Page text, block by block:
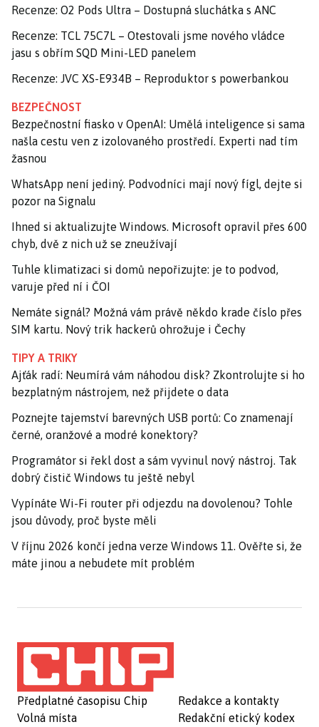
Recenze: O2 Pods Ultra – Dostupná sluchátka s ANC
Recenze: TCL 75C7L – Otestovali jsme nového vládce
jasu s obřím SQD Mini-LED panelem
Recenze: JVC XS-E934B – Reproduktor s powerbankou
BEZPEČNOST
Bezpečnostní fiasko v OpenAI: Umělá inteligence si sama
našla cestu ven z izolovaného prostředí. Experti nad tím
žasnou
WhatsApp není jediný. Podvodníci mají nový fígl, dejte si
pozor na Signalu
Ihned si aktualizujte Windows. Microsoft opravil přes 600
chyb, dvě z nich už se zneužívají
Tuhle klimatizaci si domů nepořizujte: je to podvod,
varuje před ní i ČOI
Nemáte signál? Možná vám právě někdo krade číslo přes
SIM kartu. Nový trik hackerů ohrožuje i Čechy
TIPY A TRIKY
Ajťák radí: Neumírá vám náhodou disk? Zkontrolujte si ho
bezplatným nástrojem, než přijdete o data
Poznejte tajemství barevných USB portů: Co znamenají
černé, oranžové a modré konektory?
Programátor si řekl dost a sám vyvinul nový nástroj. Tak
dobrý čistič Windows tu ještě nebyl
Vypínáte Wi-Fi router při odjezdu na dovolenou? Tohle
jsou důvody, proč byste měli
V říjnu 2026 končí jedna verze Windows 11. Ověřte si, že
máte jinou a nebudete mít problém
Předplatné časopisu Chip
Volná místa
Redakce a kontakty
Redakční etický kodex